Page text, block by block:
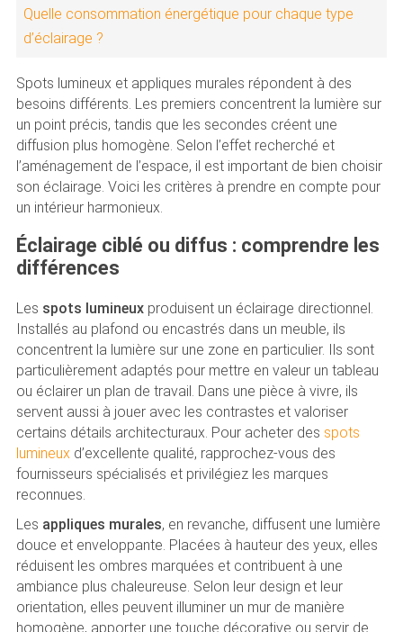
Quelle consommation énergétique pour chaque type
d’éclairage ?
Spots lumineux et appliques murales répondent à des
besoins différents. Les premiers concentrent la lumière sur
un point précis, tandis que les secondes créent une
diffusion plus homogène. Selon l’effet recherché et
l’aménagement de l’espace, il est important de bien choisir
son éclairage. Voici les critères à prendre en compte pour
un intérieur harmonieux.
Éclairage ciblé ou diffus : comprendre les
différences
Les spots lumineuxproduisent un éclairage directionnel.
Installés au plafond ou encastrés dans un meuble, ils
concentrent la lumière sur une zone en particulier. Ils sont
particulièrement adaptés pour mettre en valeur un tableau
ou éclairer un plan de travail. Dans une pièce à vivre, ils
servent aussi à jouer avec les contrastes et valoriser
certains détails architecturaux. Pour acheter des spots
lumineux d’excellente qualité, rapprochez-vous des
fournisseurs spécialisés et privilégiez les marques
reconnues.
Les appliques murales, en revanche, diffusent une lumière
douce et enveloppante. Placées à hauteur des yeux, elles
réduisent les ombres marquées et contribuent à une
ambiance plus chaleureuse. Selon leur design et leur
orientation, elles peuvent illuminer un mur de manière
homogène, apporter une touche décorative ou servir de